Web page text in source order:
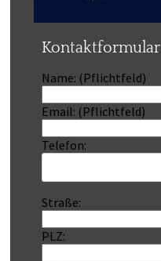
Kontaktformular
Name: (Pflichtfeld)
Email: (Pflichtfeld)
Telefon:
Straße:
PLZ: